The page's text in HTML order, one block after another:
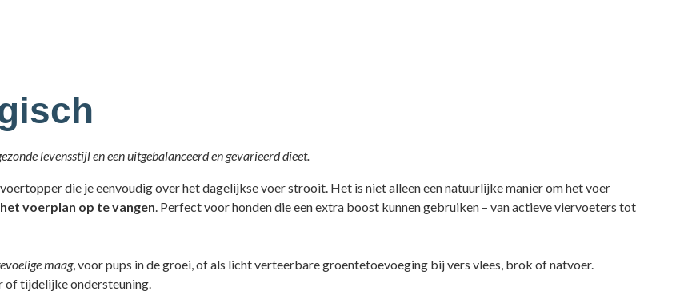
levensstijl en een uitgebalanceerd en gevarieerd dieet.
die je eenvoudig over het dagelijkse voer strooit. Het is niet alleen een natuurlijke manier om het voer
voerplan op te vangen. Perfect voor honden die een extra boost kunnen gebruiken – van actieve viervoeters tot
maag, voor pups in de groei, of als licht verteerbare groentetoevoeging bij vers vlees, brok of natvoer.
of tijdelijke ondersteuning.